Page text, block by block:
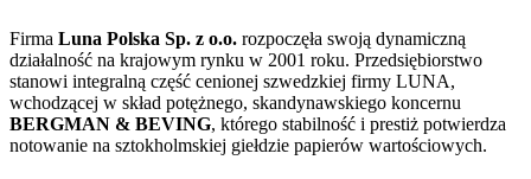
Firma Luna Polska Sp. z o.o. rozpoczęła swoją dynamiczną
działalność na krajowym rynku w 2001 roku. Przedsiębiorstwo
stanowi integralną część cenionej szwedzkiej firmy LUNA,
wchodzącej w skład potężnego, skandynawskiego koncernu
BERGMAN & BEVING, którego stabilność i prestiż potwierdza
notowanie na sztokholmskiej giełdzie papierów wartościowych.